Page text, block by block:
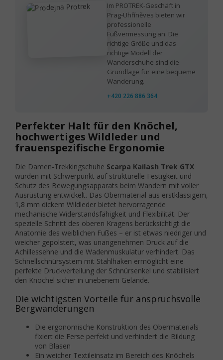
Im PROTREK-Geschäft in
Prag-Uhříněves bieten wir
professionelle
Fußvermessung an. Die
richtige Größe und das
richtige Modell der
Wanderschuhe sind die
Grundlage für eine bequeme
Wanderung.
+420 226 886 364
Perfekter Halt für den Knöchel,
hochwertiges Wildleder und
frauenspezifische Ergonomie
Die Damen-Trekkingschuhe Scarpa Kailash Trek GTX
wurden mit Schwerpunkt auf strukturelle Festigkeit und
Schutz des Bewegungsapparats beim Wandern mit voller
Ausrüstung entwickelt. Das Obermaterial aus erstklassigem,
1,8 mm dickem Wildleder bietet hervorragende
mechanische Widerstandsfähigkeit und Flexibilität. Der
spezielle Schnitt des oberen Kragens berücksichtigt die
Anatomie des weiblichen Fußes – er ist etwas niedriger und
weicher gepolstert, was unangenehmen Druck auf die
Achillessehne und die Wadenmuskulatur verhindert. Das
Schnellschnürsystem mit Stahlhaken ermöglicht eine
perfekte Druckverteilung der Schnürsenkel und stabilisiert
den Knöchel sicher in unebenem Gelände.
Die wichtigsten Vorteile für anspruchsvolle
Bergwanderungen
Die ergonomische Konstruktion des Obermaterials
fixiert die Ferse perfekt und verhindert die Bildung
von Blasen
Ein weicher Textileinsatz im Bereich des Knöchels